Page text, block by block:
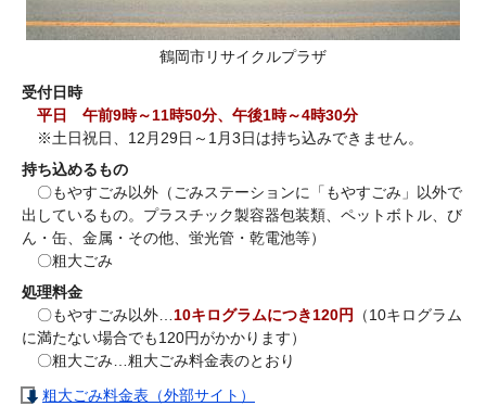
鶴岡市リサイクルプラザ
受付日時
平日 午前9時～11時50分、午後1時～4時30分
※土日祝日、12月29日～1月3日は持ち込みできません。
持ち込めるもの
〇もやすごみ以外（ごみステーションに「もやすごみ」以外で
出しているもの。プラスチック製容器包装類、ペットボトル、び
ん・缶、金属・その他、蛍光管・乾電池等）
〇粗大ごみ
処理料金
〇もやすごみ以外…10キログラムにつき120円
（10キログラム
に満たない場合でも120円がかかります）
〇粗大ごみ…粗大ごみ料金表のとおり
粗大ごみ料金表（外部サイト）